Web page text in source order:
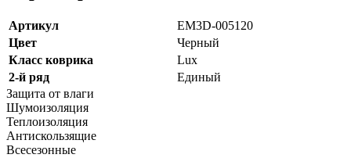
Артикул
EM3D-005120
Цвет
Черный
Класс коврика
Lux
2-й ряд
Единый
Защита от влаги
Шумоизоляция
Теплоизоляция
Антискользящие
Всесезонные